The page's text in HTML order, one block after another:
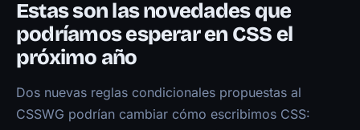
Proyectos
Charlas
Blog
Estas son las novedades que
podríamos esperar en CSS el
próximo año
Dos nuevas reglas condicionales propuestas al
CSSWG podrían cambiar cómo escribimos CSS: